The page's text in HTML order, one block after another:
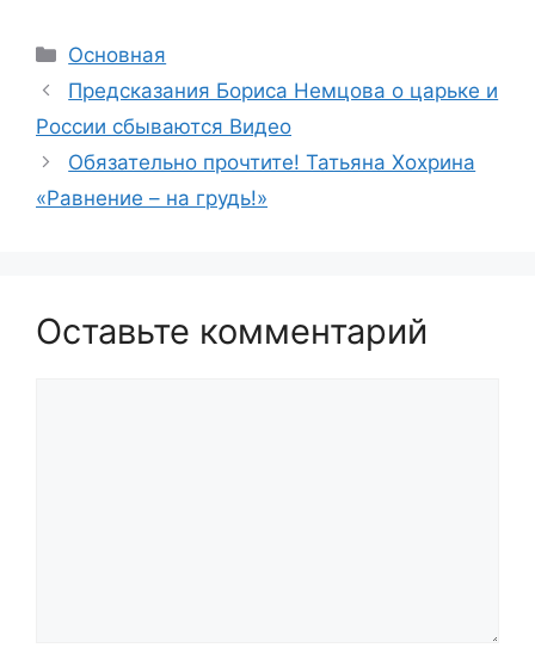
Рубрики
Основная
Предсказания Бориса Немцова о царьке и
России сбываются Видео
Обязательно прочтите! Татьяна Хохрина
«Равнение – на грудь!»
Оставьте комментарий